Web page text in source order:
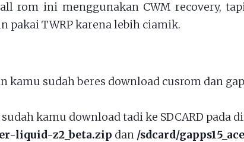
rom ini menggunakan CWM recovery,
TWRP karena lebih ciamik.
kamu sudah beres download cusrom dan
kamu download tadi ke SDCARD pada
liquid-z2_beta.zip dan /sdcard/